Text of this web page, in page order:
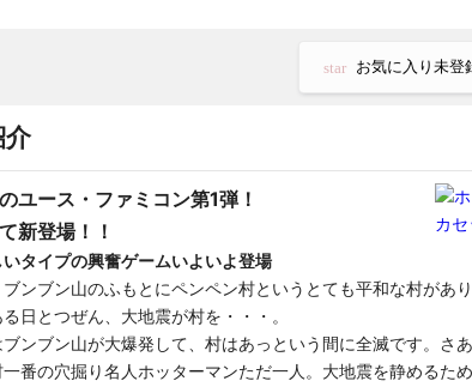
star お気に入り未登
介
ユース・ファミコン第1弾！
新登場！！
いタイプの興奮ゲームいよいよ登場
ンブン山のふもとにペンペン村というとても平和な村があり
日とつぜん、大地震が村を・・・。
ンブン山が大爆発して、村はあっという間に全滅です。さ
番の穴掘り名人ホッターマンただ一人。大地震を静めるた